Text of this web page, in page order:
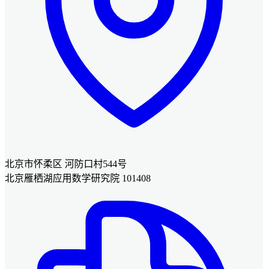
北京市怀柔区 河防口村544号
北京雁栖湖应用数学研究院 101408